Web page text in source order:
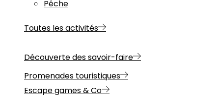
Pêche
Toutes les activités
Découverte des savoir-faire
Promenades touristiques
Escape games & Co